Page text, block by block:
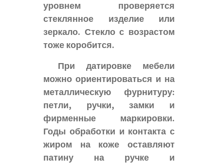
уровнем проверяется
стеклянное изделие или
зеркало. Стекло с возрастом
тоже коробится.
При датировке мебели
можно ориентироваться и на
металлическую фурнитуру:
петли, ручки, замки и
фирменные маркировки.
Годы обработки и контакта с
жиром на коже оставляют
патину на ручке и